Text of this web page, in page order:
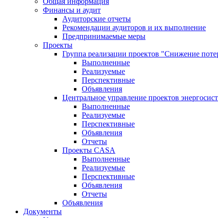
Финансы и аудит
Аудиторские отчеты
Рекомендации аудиторов и их выполнение
Предпринимаемые меры
Проекты
Группа реализации проектов "Снижение
Выполненные
Реализуемые
Перспективные
Объявления
Центральное управление проектов
Выполненные
Реализуемые
Перспективные
Объявления
Отчеты
Проекты CASA
Выполненные
Реализуемые
Перспективные
Объявления
Отчеты
Объявления
Документы